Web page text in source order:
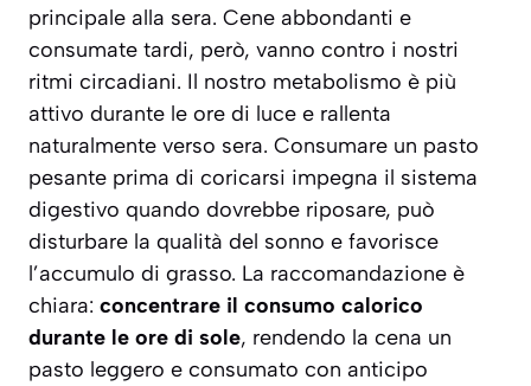
principale alla sera. Cene abbondanti e
consumate tardi, però, vanno contro i nostri
ritmi circadiani. Il nostro metabolismo è più
attivo durante le ore di luce e rallenta
naturalmente verso sera. Consumare un pasto
pesante prima di coricarsi impegna il sistema
digestivo quando dovrebbe riposare, può
disturbare la qualità del sonno e favorisce
l’accumulo di grasso. La raccomandazione è
chiara: concentrare il consumo calorico
durante le ore di sole, rendendo la cena un
pasto leggero e consumato con anticipo